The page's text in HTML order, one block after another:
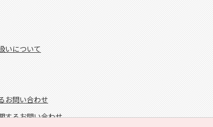
いについて
お問い合わせ
するお問い合わせ